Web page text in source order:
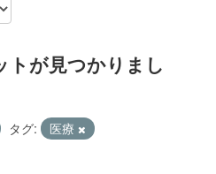
トが見つかりまし
タグ:
医療